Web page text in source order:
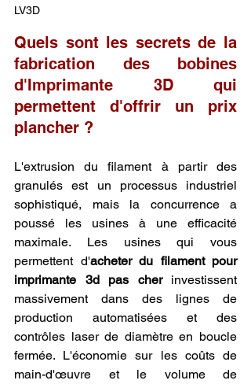
LV3D
Quels sont les secrets de la
fabrication des bobines
d'Imprimante 3D qui
permettent d'offrir un prix
plancher ?
L'extrusion du filament à partir des
granulés est un processus industriel
sophistiqué, mais la concurrence a
poussé les usines à une efficacité
maximale. Les usines qui vous
permettent d'acheter du filament pour
imprimante 3d pas cher investissent
massivement dans des lignes de
production automatisées et des
contrôles laser de diamètre en boucle
fermée. L'économie sur les coûts de
main-d'œuvre et le volume de